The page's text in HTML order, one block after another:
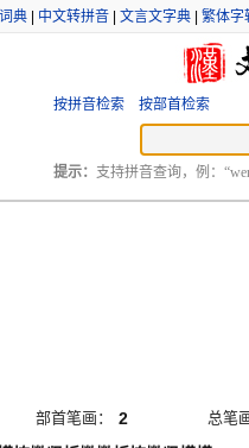
典| 中文转拼音| 文言文字典| 繁体字
按拼音检索 按部首检索
提示： 支持拼音查询，例：
部首笔画： 2 总笔